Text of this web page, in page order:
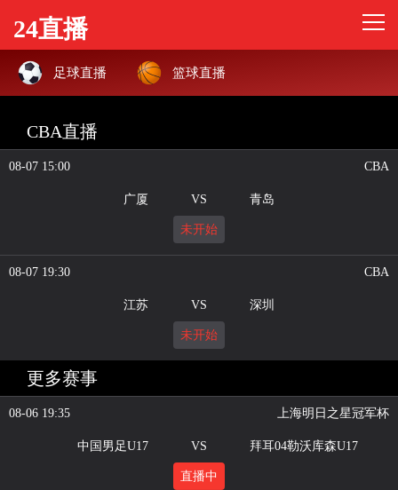
24直播
足球直播 篮球直播
CBA直播
08-07 15:00 CBA
广厦 VS 青岛
未开始
08-07 19:30 CBA
江苏 VS 深圳
未开始
更多赛事
08-06 19:35 上海明日之星冠军杯
中国男足U17 VS 拜耳04勒沃库森U17
直播中